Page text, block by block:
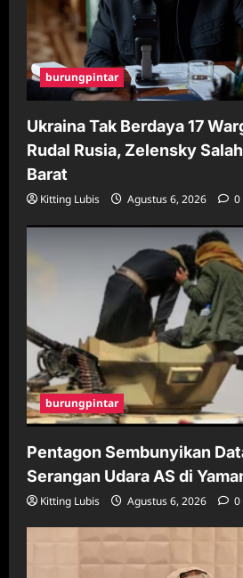
burungpintar
Ukraina Tak Berdaya 17
Rudal Rusia, Zelensky
Barat
Kitting Lubis Agustus 6, 2026 0
burungpintar
Pentagon Sembunyikan
Serangan Udara AS di
Kitting Lubis Agustus 6, 2026 0